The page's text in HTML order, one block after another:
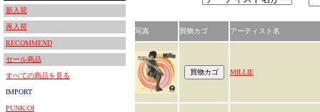
新入荷
再入荷
RECOMMEND
セール商品
すべての商品を見る
IMPORT
PUNK/OI
写真 買物カゴ アーティスト名
MILLIE